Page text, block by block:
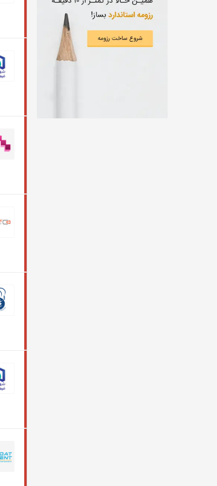
مهندسی شیمی و نفت
مهندسی نساجی، طراحی پارچه و لباس
CEO
از دويست ميليون تومان
از سيصد ميليون تومان
از چهارصد ميليون تومان
از پانصد ميليون تومان